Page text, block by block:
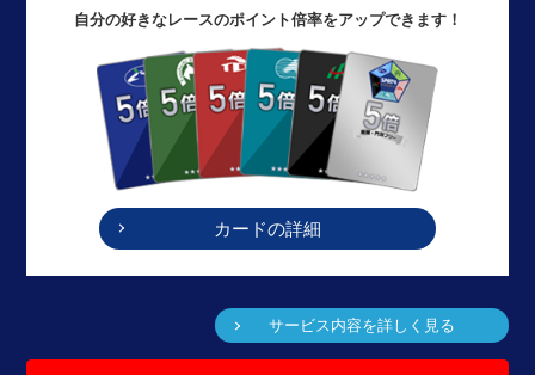
自分の好きなレースのポイント倍率をアップできます！
カードの詳細
サービス内容を詳しく見る